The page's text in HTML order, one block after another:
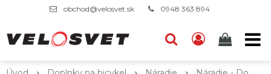
obchod@velosvet.sk 0948 363 894